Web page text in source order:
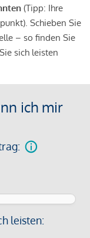
(Tipp: Ihre
Schieben Sie
– so finden Sie
sich leisten
ich mir
leisten: